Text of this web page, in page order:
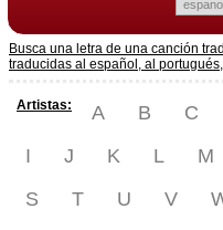
Busca una letra de una canción
traducidas al español, al
Artistas: A B C
I
J K L M
S
T U V